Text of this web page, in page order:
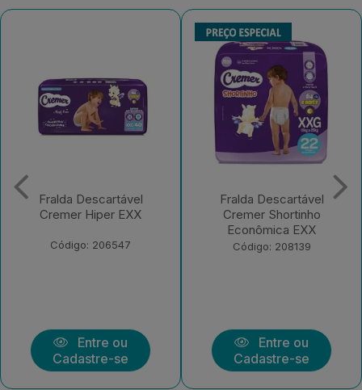
Fralda Descartável
Cremer Shortinho
Código: 208139
Entre ou
Cadastre-se
Fralda Descartável
Cremer Magic Care
Econômica G 30
Unidades
Entre ou
Cadastre-se